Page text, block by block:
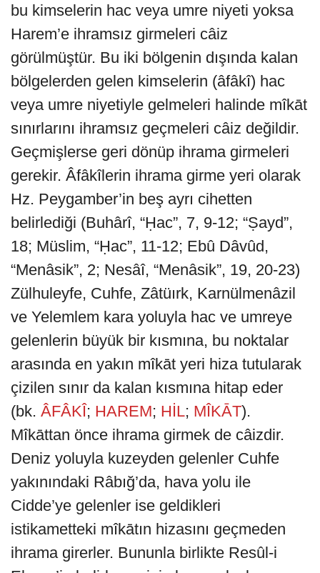
bu kimselerin hac veya umre niyeti yoksa
Harem’e ihramsız girmeleri câiz
görülmüştür. Bu iki bölgenin dışında kalan
bölgelerden gelen kimselerin (âfâkî) hac
veya umre niyetiyle gelmeleri halinde mîkāt
sınırlarını ihramsız geçmeleri câiz değildir.
Geçmişlerse geri dönüp ihrama girmeleri
gerekir. Âfâkîlerin ihrama girme yeri olarak
Hz. Peygamber’in beş ayrı cihetten
belirlediği (Buhârî, “Ḥac”, 7, 9-12; “Ṣayd”,
18; Müslim, “Ḥac”, 11-12; Ebû Dâvûd,
“Menâsik”, 2; Nesâî, “Menâsik”, 19, 20-23)
Zülhuleyfe, Cuhfe, Zâtüırk, Karnülmenâzil
ve Yelemlem kara yoluyla hac ve umreye
gelenlerin büyük bir kısmına, bu noktalar
arasında en yakın mîkāt yeri hiza tutularak
çizilen sınır da kalan kısmına hitap eder
(bk. ÂFÂKÎ; HAREM; HİL; MÎKĀT).
Mîkāttan önce ihrama girmek de câizdir.
Deniz yoluyla kuzeyden gelenler Cuhfe
yakınındaki Râbığ’da, hava yolu ile
Cidde’ye gelenler ise geldikleri
istikametteki mîkātın hizasını geçmeden
ihrama girerler. Bununla birlikte Resûl-i